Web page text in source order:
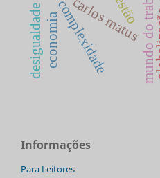
mundo do trabalho
carlos matus
complexidade
economia
Informações
Para Leitores